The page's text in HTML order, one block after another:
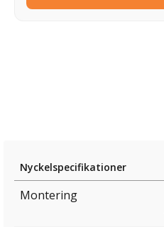
Nyckelspecifikationer
Montering